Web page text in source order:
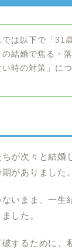
では以下で「31
の結婚で焦る・
い時の対策」に
が次々と結婚
がありました。
いまま、一生
した。
破するために、